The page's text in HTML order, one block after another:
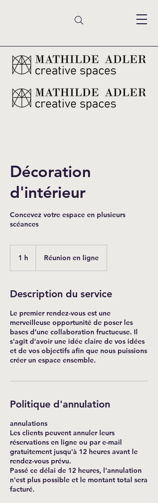
Décoration
d'intérieur
Concevez votre espace en plusieurs
scéances
1 h Réunion en ligne
Description du service
Le premier rendez-vous est une
merveilleuse opportunité de poser les
bases d’une collaboration fructueuse. Il
s'agit d'avoir une idée claire de vos idées
et de vos objectifs afin que nous puissions
Politique d'annulation
annulations
Les clients peuvent annuler leurs
réservations en ligne ou par e-mail
gratuitement jusqu'à 12 heures avant le
rendez-vous prévu.
Passé ce délai de 12 heures, l'annulation
n'est plus possible et le montant total sera
facturé.